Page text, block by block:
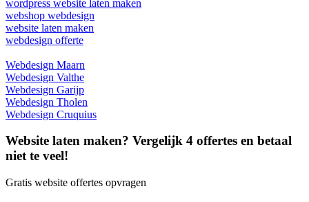
wordpress website laten maken
webshop webdesign
website laten maken
webdesign offerte
Webdesign Maarn
Webdesign Valthe
Webdesign Garijp
Webdesign Tholen
Webdesign Cruquius
Website laten maken? Vergelijk 4 offertes en betaal
niet te veel!
Gratis website offertes opvragen